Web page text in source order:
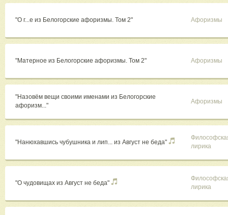
"О г...е из Белогорские афоризмы. Том 2" Афоризмы
"Матерное из Белогорские афоризмы. Том 2" Афоризмы
"Назовём вещи своими именами из Белогорские
афоризм..."
Афоризмы
"Нанюхавшись чубушника и лип... из Август не беда"
лирика
"О чудовищах из Август не беда"
лирика